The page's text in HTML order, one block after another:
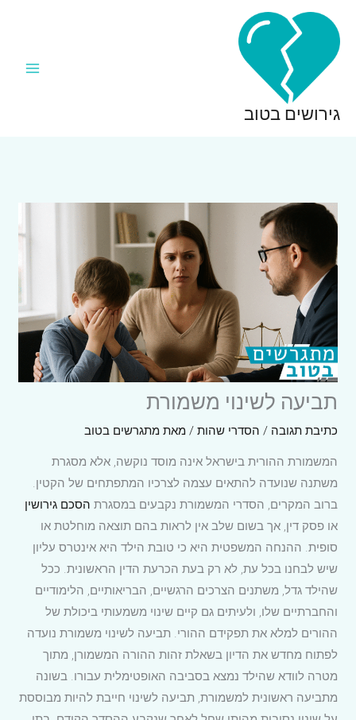
לתוכן
גירושים בטוב
תביעה לשינוי משמורת
כתיבת תגובה / הסדרי שהות / מאתמתגרשים בטוב
המשמורת ההורית בישראל אינה מוסד נוקשה, אלא מסגרת
משתנה שנועדה להתאים עצמה לצרכיו המתפתחים של הקטין.
ברוב המקרים, הסדרי המשמורת נקבעים במסגרת הסכם גירושין
או פסק דין, אך בשום שלב אין לראות בהם תוצאה מוחלטת או
סופית. ההנחה המשפטית היא כי טובת הילד היא אינטרס עליון
שיש לבחנו בכל עת, לא רק בעת הכרעת הדין הראשונית. ככל
שהילד גדל, משתנים הצרכים הרגשיים, הבריאותיים, הלימודיים
והחברתיים שלו, ולעיתים גם קיים שינוי משמעותי ביכולת של
ההורים למלא את תפקידם ההורי. תביעה לשינוי משמורת נועדה
לפתוח מחדש את הדיון בשאלת זהות ההורה המשמורן, מתוך
מטרה לוודא שהילד נמצא בסביבה האופטימלית עבורו. בשונה
מתביעה ראשונית למשמורת, תביעה לשינוי חייבת להיות מבוססת